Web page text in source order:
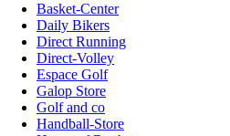
Basket-Center
Daily Bikers
Direct Running
Direct-Volley
Espace Golf
Galop Store
Golf and co
Handball-Store